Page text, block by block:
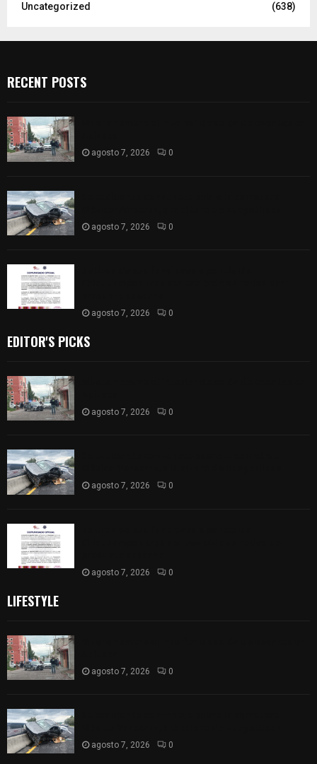
Uncategorized
(638)
RECENT POSTS
agosto 7, 2026 0
agosto 7, 2026 0
agosto 7, 2026 0
EDITOR'S PICKS
agosto 7, 2026 0
agosto 7, 2026 0
agosto 7, 2026 0
LIFESTYLE
agosto 7, 2026 0
agosto 7, 2026 0